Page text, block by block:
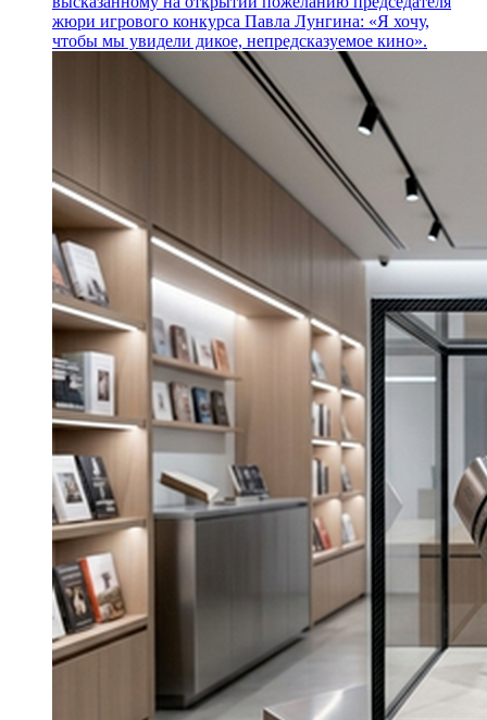
жюри игрового конкурса Павла Лунгина: «Я хочу,
чтобы мы увидели дикое, непредсказуемое кино».